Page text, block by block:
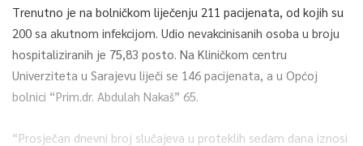
Trenutno je na bolničkom liječenju 211 pacijenata, od kojih su
200 sa akutnom infekcijom. Udio nevakcinisanih osoba u broju
hospitaliziranih je 75,83 posto. Na Kliničkom centru
Univerziteta u Sarajevu liječi se 146 pacijenata, a u Općoj
bolnici “Prim.dr. Abdulah Nakaš” 65.
“Prosječan dnevni broj slučajeva u proteklih sedam dana iznosi